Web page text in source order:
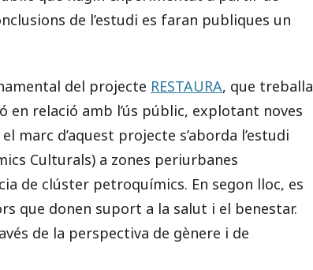
de l’estudi es faran publiques un
del projecte RESTAURA, que treballa
relació amb l’ús públic, explotant noves
marc d’aquest projecte s’aborda l’estudi
Culturals) a zones periurbanes
de clúster petroquímics. En segon lloc, es
que donen suport a la salut i el benestar.
de la perspectiva de gènere i de